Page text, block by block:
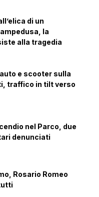
di un
la
alla tragedia
e scooter sulla
traffico in tilt verso
nel Parco, due
denunciati
Rosario Romeo